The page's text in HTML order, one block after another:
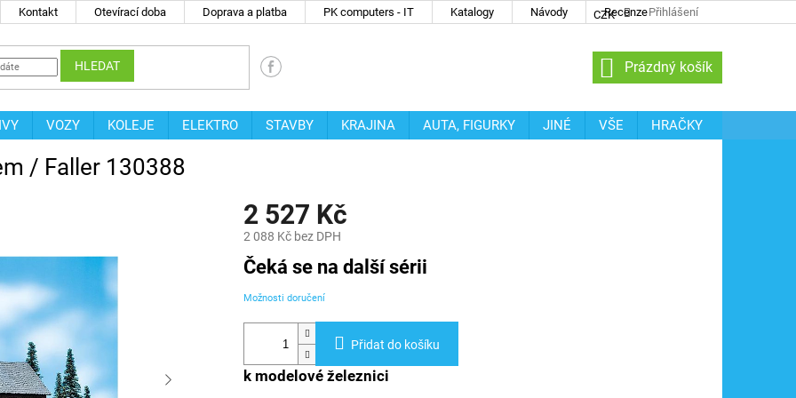
Kontakt Otevírací doba Doprava a platba PK computers - IT Katalogy Návody Recenze
CZK Přihlášení
HLEDAT
NÁKUPNÍ
KOŠÍK
Prázdný košík
VOZY KOLEJE ELEKTRO STAVBY KRAJINA AUTA, FIGURKY JINÉ VŠE
HRAČKY
/ Faller 130388
2 527 Kč
2 088 Kč bez DPH
Měrná
cena:
Čeká se na další sérii
Možnosti doručení
Přidat do košíku
k modelové železnici